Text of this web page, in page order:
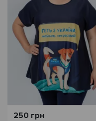
250 грн